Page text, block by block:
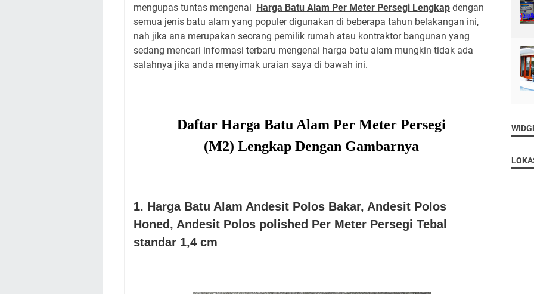
mengupas tuntas mengenai
Harga Batu Alam Per Meter Persegi Lengkap dengan
semua jenis batu alam yang populer digunakan di beberapa tahun belakangan ini,
nah jika ana merupakan seorang pemilik rumah atau kontraktor bangunan yang
sedang mencari informasi terbaru mengenai harga batu alam mungkin tidak ada
salahnya jika anda menyimak uraian saya di bawah ini.
Daftar Harga Batu Alam Per Meter Persegi
(M2)Lengkap Dengan Gambarnya
1. Harga Batu Alam Andesit Polos Bakar, Andesit Polos
Honed, Andesit Polos polished Per Meter Persegi Tebal
standar 1,4 cm